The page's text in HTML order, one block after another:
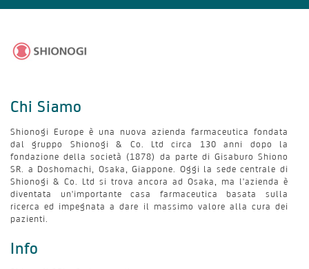
Chi Siamo
Shionogi Europe è una nuova azienda farmaceutica fondata
dal gruppo Shionogi & Co. Ltd circa 130 anni dopo la
fondazione della società (1878) da parte di Gisaburo Shiono
SR. a Doshomachi, Osaka, Giappone. Oggi la sede centrale di
Shionogi & Co. Ltd si trova ancora ad Osaka, ma l'azienda è
diventata un'importante casa farmaceutica basata sulla
ricerca ed impegnata a dare il massimo valore alla cura dei
pazienti.
Info